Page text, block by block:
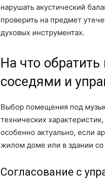
нарушать акустический
проверить на предмет
духовых инструментах.
На что
соседями и
Выбор помещения под
технических
особенно актуально, если
жилом доме или в здании
Согласование с